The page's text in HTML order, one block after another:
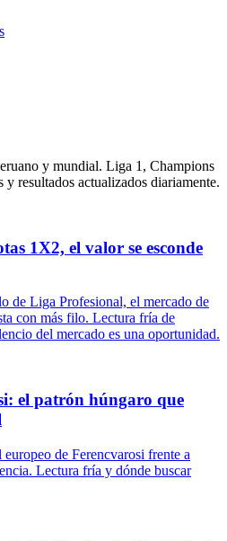
y mundial. Liga 1, Champions
resultados actualizados diariamente.
1X2, el valor se esconde
de Liga Profesional, el mercado de
con más filo. Lectura fría de
del mercado es una oportunidad.
el patrón húngaro que
de Ferencvarosi frente a
Lectura fría y dónde buscar